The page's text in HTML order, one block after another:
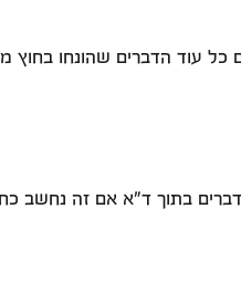
עוד הדברים שהונחו בחוץ
הוא הניח דברים בתוך ד"א אם זה